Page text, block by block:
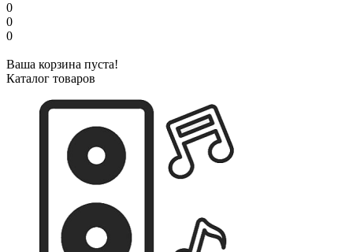
0
0
0
Ваша корзина пуста!
Каталог товаров